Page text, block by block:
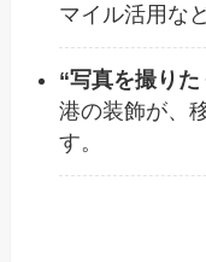
マイル活用な
“写真を撮り
港の装飾が、
す。